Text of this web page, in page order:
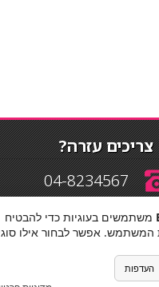
צריכים עזרה?
04-8234567
info@barosh.co.il
משתמשים בעוגיות כדי להבטיח
המשתמש. אפשר לבחור אילו
העדפות